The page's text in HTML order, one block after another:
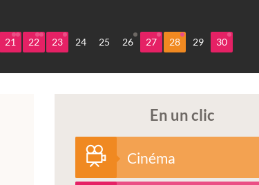
21 22 23 24 25 26 27 28 29 30
En un clic
Cinéma